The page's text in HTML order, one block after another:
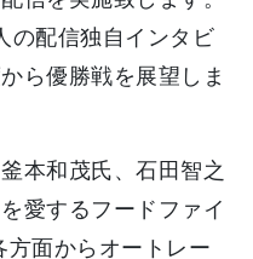
の配信独自インタビ
ら優勝戦を展望しま
本和茂氏、石田智之
愛するフードファイ
面からオートレー